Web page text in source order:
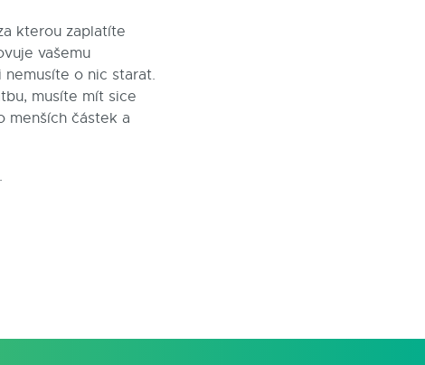
kterou zaplatíte
vašemu
nemusíte o nic starat.
musíte mít sice
menších částek a